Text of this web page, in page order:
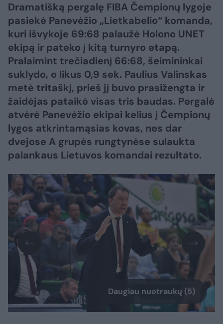
Dramatišką pergalę FIBA Čempionų lygoje
pasiekė Panevėžio „Lietkabelio“ komanda,
kuri išvykoje 69:68 palaužė Holono UNET
ekipą ir pateko į kitą turnyro etapą.
Pralaimint trečiadienį 66:68, šeimininkai
suklydo, o likus 0,9 sek. Paulius Valinskas
metė tritaškį, prieš jį buvo prasižengta ir
žaidėjas pataikė visas tris baudas. Pergalė
atvėrė Panevėžio ekipai kelius į Čempionų
lygos atkrintamąsias kovas, nes dar
dvejose A grupės rungtynėse sulaukta
palankaus Lietuvos komandai rezultato.
Daugiau nuotraukų (5)